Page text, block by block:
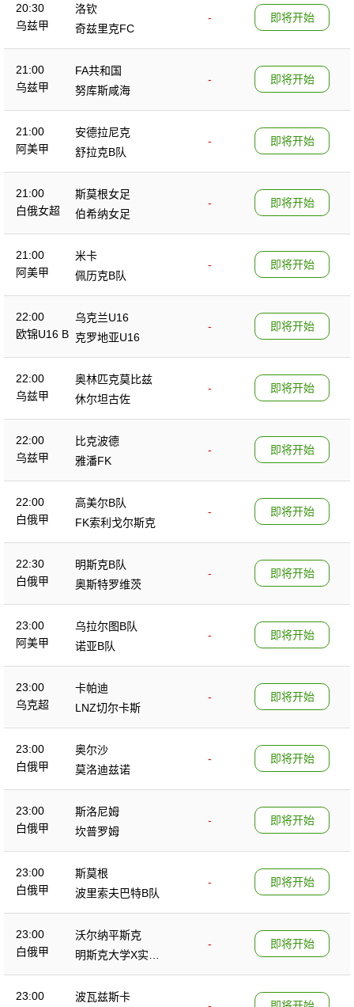
20:30
乌兹甲
洛钦
-
奇兹里克FC
即将开始
21:00
乌兹甲
FA共和国
-
努库斯咸海
即将开始
21:00
阿美甲
安德拉尼克
-
舒拉克B队
即将开始
21:00
白俄女超
斯莫根女足
-
伯希纳女足
即将开始
21:00
阿美甲
米卡
-
佩历克B队
即将开始
22:00
欧锦U16 B
乌克兰U16
-
克罗地亚U16
即将开始
22:00
乌兹甲
奥林匹克莫比兹
-
休尔坦古佐
即将开始
22:00
乌兹甲
比克波德
-
雅潘FK
即将开始
22:00
白俄甲
高美尔B队
-
FK索利戈尔斯克
即将开始
22:30
白俄甲
明斯克B队
-
奥斯特罗维茨
即将开始
23:00
阿美甲
乌拉尔图B队
-
诺亚B队
即将开始
23:00
乌克超
卡帕迪
-
LNZ切尔卡斯
即将开始
23:00
白俄甲
奥尔沙
-
莫洛迪兹诺
即将开始
23:00
白俄甲
斯洛尼姆
-
坎普罗姆
即将开始
23:00
白俄甲
斯莫根
-
波里索夫巴特B队
即将开始
23:00
白俄甲
沃尔纳平斯克
-
明斯克大学X实验
室
即将开始
23:00
波瓦兹斯卡